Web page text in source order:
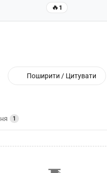
🔥 1
Поширити / Цитувати
1